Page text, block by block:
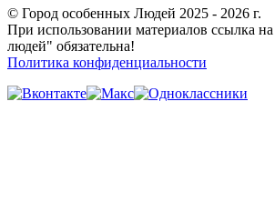
© Город особенных Людей 2025 - 2026 г.
При использовании материалов ссылка
людей" обязательна!
Политика конфиденциальности